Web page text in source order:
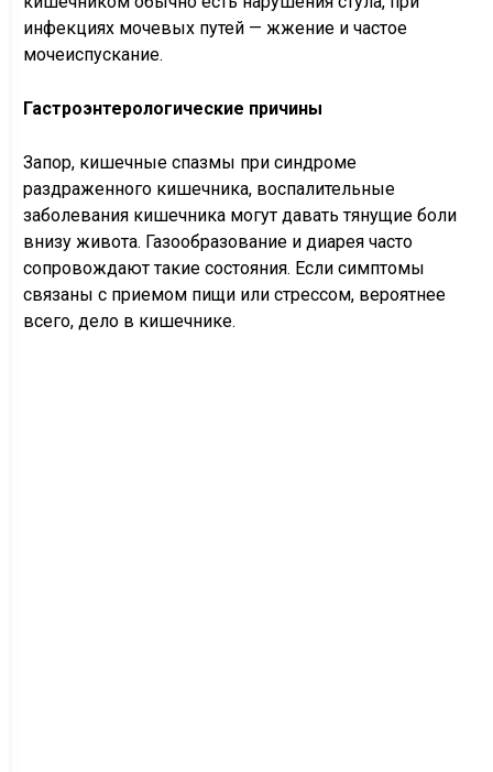
инфекциях мочевых путей — жжение и частое
мочеиспускание.
Гастроэнтерологические причины
Запор, кишечные спазмы при синдроме
раздраженного кишечника, воспалительные
заболевания кишечника могут давать тянущие боли
внизу живота. Газообразование и диарея часто
сопровождают такие состояния. Если симптомы
связаны с приемом пищи или стрессом, вероятнее
всего, дело в кишечнике.